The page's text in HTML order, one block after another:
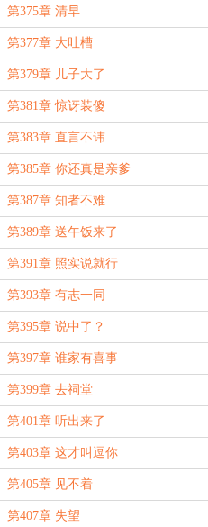
第375章 清早
第377章 大吐槽
第379章 儿子大了
第381章 惊讶装傻
第383章 直言不讳
第385章 你还真是亲爹
第387章 知者不难
第389章 送午饭来了
第391章 照实说就行
第393章 有志一同
第395章 说中了？
第397章 谁家有喜事
第399章 去祠堂
第401章 听出来了
第403章 这才叫逗你
第405章 见不着
第407章 失望